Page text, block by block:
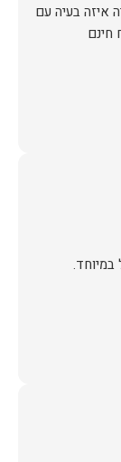
איזה בעיה עם
חינם
במיוחד.